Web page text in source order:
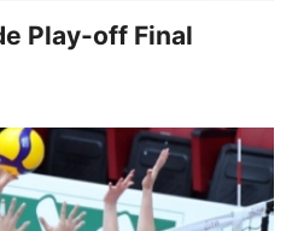
Play-off Final